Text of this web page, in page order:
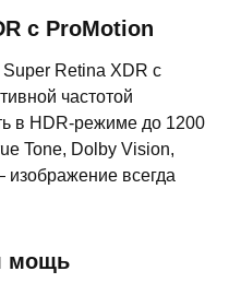
с ProMotion
Retina XDR с
частотой
в HDR-режиме до 1200
Tone, Dolby Vision,
всегда
мощь